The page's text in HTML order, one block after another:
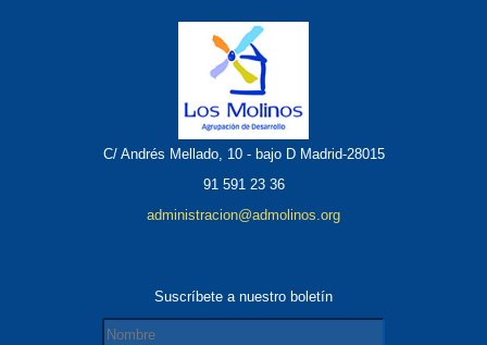
C/ Andrés Mellado, 10 - bajo D Madrid-28015
91 591 23 36
administracion@admolinos.org
Suscríbete a nuestro boletín